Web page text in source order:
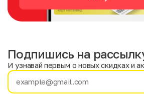
Имя
Подпишись на
И узнавай первым о новых скидках и